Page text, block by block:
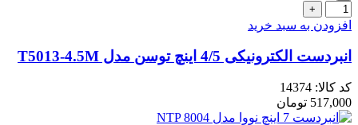
افزودن به سبد خرید
انبردست الکترونیکی 4/5 اینچ توسن مدل T5013-4.5M
کد کالا: 14374
517,000 تومان